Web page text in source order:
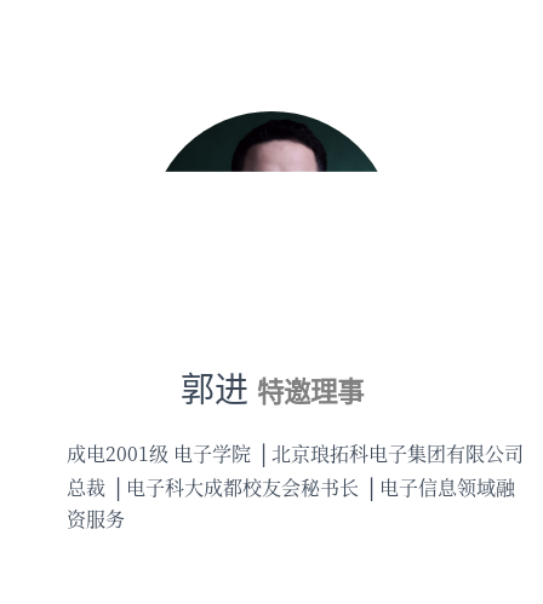
郭进 特邀理事
成电2001级 电子学院
北京琅拓科电子集团有限公司
总裁
电子科大成都校友会秘书长
电子信息领域融
资服务